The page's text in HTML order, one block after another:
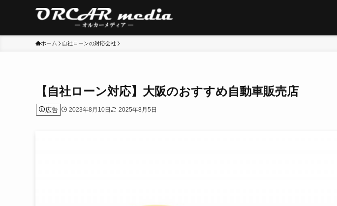
ホーム 自社ローンの対応会社
【自社ローン対応】大阪のおすすめ自動車販売店
広告 2023年8月10日 2025年8月5日